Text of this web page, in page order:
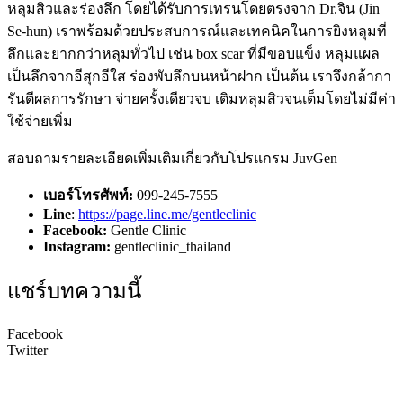
หลุมสิวและร่องลึก โดยได้รับการเทรนโดยตรงจาก Dr.จิน (Jin
Se-hun) เราพร้อมด้วยประสบการณ์และเทคนิคในการยิงหลุมที่
ลึกและยากกว่าหลุมทั่วไป เช่น box scar ที่มีขอบแข็ง หลุมแผล
เป็นลึกจากอีสุกอีใส ร่องพับลึกบนหน้าฝาก เป็นต้น เราจึงกล้ากา
รันตีผลการรักษา จ่ายครั้งเดียวจบ เติมหลุมสิวจนเต็มโดยไม่มีค่า
ใช้จ่ายเพิ่ม
สอบถามรายละเอียดเพิ่มเติมเกี่ยวกับโปรแกรม JuvGen
เบอร์โทรศัพท์: 099-245-7555
Line: https://page.line.me/gentleclinic
Facebook: Gentle Clinic
Instagram: gentleclinic_thailand
แชร์บทความนี้
Facebook
Twitter